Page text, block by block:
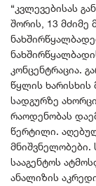
“კვლევებისას
შორის, 13 მძიმე
კონცენტრაცია.
წყლის
სადგურზე
რაოდენობას
წერტილი.
მნიშვნელობები.
სააგენტოს
ანალიზის